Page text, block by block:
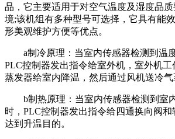
品，它主要适用于对空气温度及湿度品
境;该机组有多种型号可选择，它具有能
形美观维护方便等优点。
a制冷原理：当室内传感器检测到温度
PLC控制器发出指令给室外机，室外机
蒸发器给室内降温，然后通过风机送冷气
b制热原理：当室内传感器检测到室
时，PLC控制器发出指令给四通换向阀
达到升温目的。